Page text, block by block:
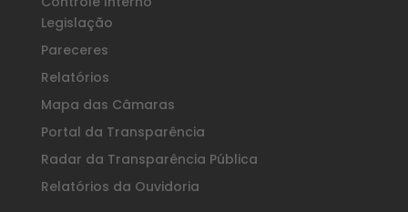
Legislação
Pareceres
Relatórios
Mapa das Câmaras
Portal da Transparência
Radar da Transparência Pública
Relatórios da Ouvidoria